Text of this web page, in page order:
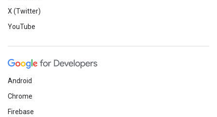
X (Twitter)
YouTube
Android
Chrome
Firebase